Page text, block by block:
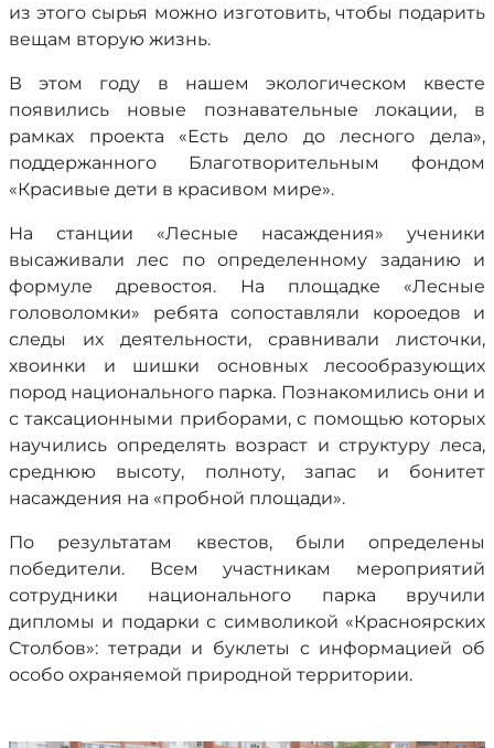
из этого сырья можно изготовить, чтобы подарить
вещам вторую жизнь.
В этом году в нашем экологическом квесте
появились новые познавательные локации, в
рамках проекта «Есть дело до лесного дела»,
поддержанного Благотворительным фондом
«Красивые дети в красивом мире».
На станции «Лесные насаждения» ученики
высаживали лес по определенному заданию и
формуле древостоя. На площадке «Лесные
головоломки» ребята сопоставляли короедов и
следы их деятельности, сравнивали листочки,
хвоинки и шишки основных лесообразующих
пород национального парка. Познакомились они и
с таксационными приборами, с помощью которых
научились определять возраст и структуру леса,
среднюю высоту, полноту, запас и бонитет
насаждения на «пробной площади».
По результатам квестов, были определены
победители. Всем участникам мероприятий
сотрудники национального парка вручили
дипломы и подарки с символикой «Красноярских
Столбов»: тетради и буклеты с информацией об
особо охраняемой природной территории.